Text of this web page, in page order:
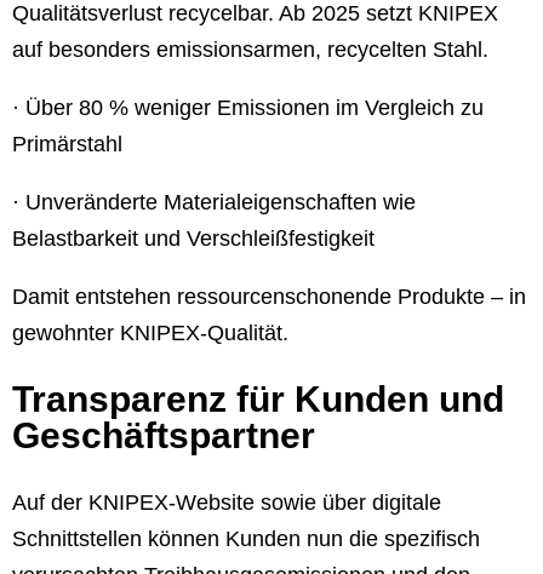
Qualitätsverlust recycelbar. Ab 2025 setzt KNIPEX
auf besonders emissionsarmen, recycelten Stahl.
· Über 80 % weniger Emissionen im Vergleich zu
Primärstahl
· Unveränderte Materialeigenschaften wie
Belastbarkeit und Verschleißfestigkeit
Damit entstehen ressourcenschonende Produkte – in
gewohnter KNIPEX-Qualität.
Transparenz für Kunden und
Geschäftspartner
Auf der KNIPEX-Website sowie über digitale
Schnittstellen können Kunden nun die spezifisch